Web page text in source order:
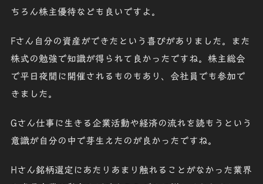
ちろん株主優待なども良いですよ。
Fさん 自分の資産ができたという喜びがありました。また
株式の勉強で知識が得られて良かったですね。株主総会
で平日夜間に開催されるものもあり、会社員でも参加で
きました。
Gさん仕事に生きる企業活動や経済の流れを読もうという
意識が自分の中で芽生えたのが良かったですね。
Hさん銘柄選定にあたりあまり触れることがなかった業界